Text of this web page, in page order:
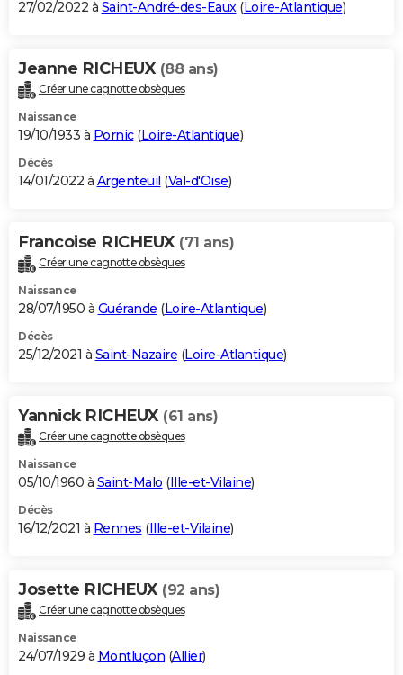
27/02/2022 à Saint-André-des-Eaux(Loire-Atlantique)
Jeanne RICHEUX (88 ans)
Créer une cagnotte obsèques
Naissance
19/10/1933 à Pornic(Loire-Atlantique)
Décès
14/01/2022 à Argenteuil (Val-d'Oise)
Francoise RICHEUX (71 ans)
Créer une cagnotte obsèques
Naissance
28/07/1950 à Guérande (Loire-Atlantique)
Décès
25/12/2021 à Saint-Nazaire (Loire-Atlantique)
Yannick RICHEUX (61 ans)
Créer une cagnotte obsèques
Naissance
05/10/1960 à Saint-Malo (Ille-et-Vilaine)
Décès
16/12/2021 à Rennes (Ille-et-Vilaine)
Josette RICHEUX (92 ans)
Créer une cagnotte obsèques
Naissance
24/07/1929 à Montluçon (Allier)